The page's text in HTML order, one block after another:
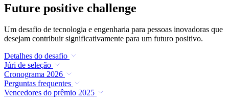
Future positive challenge
Um desafio de tecnologia e engenharia para pessoas inovadoras que
desejam contribuir significativamente para um futuro positivo.
Detalhes do desafio
Júri de seleção
Cronograma 2026
Perguntas frequentes
Vencedores do prêmio 2025